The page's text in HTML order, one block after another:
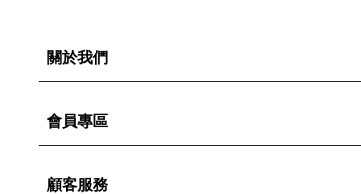
關於我們
會員專區
顧客服務